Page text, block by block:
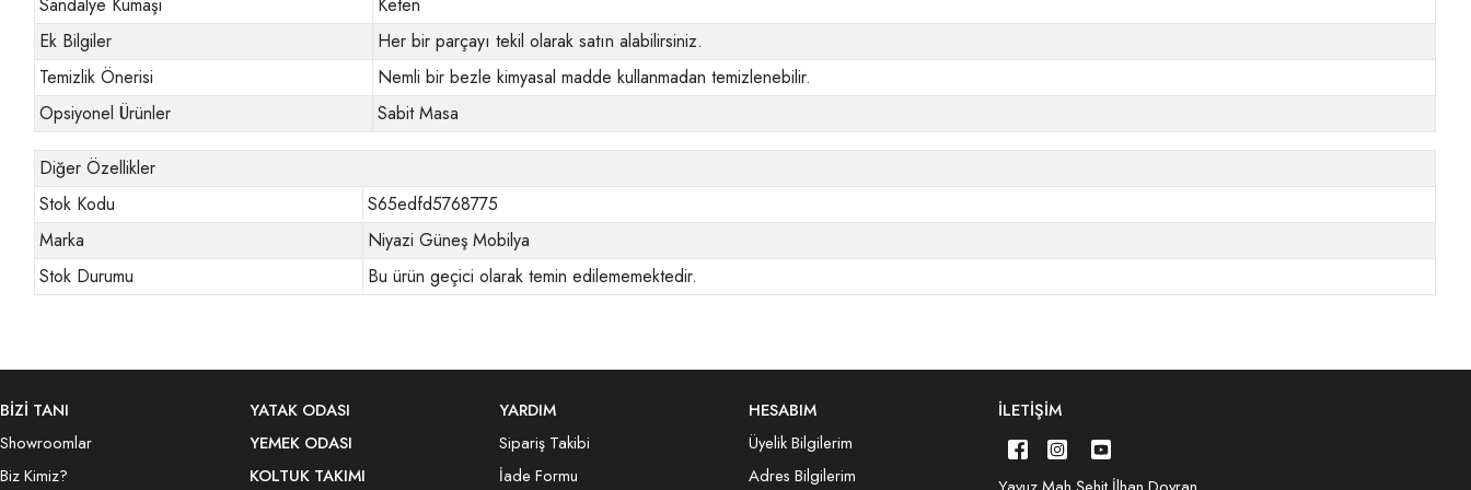
Sandalye Kumaşı
Keten
Ek Bilgiler
Her bir parçayı tekil olarak satın alabilirsiniz.
Temizlik Önerisi
Nemli bir bezle kimyasal madde kullanmadan temizlenebilir.
Opsiyonel Ürünler
Sabit Masa
Diğer Özellikler
Stok Kodu
S65edfd5768775
Marka
Niyazi Güneş Mobilya
Stok Durumu
Bu ürün geçici olarak temin edilememektedir.
BİZİ TANI
Showroomlar
Biz Kimiz?
YATAK ODASI
YEMEK ODASI
KOLTUK TAKIMI
YARDIM
Sipariş Takibi
İade Formu
HESABIM
Üyelik Bilgilerim
Adres Bilgilerim
İLETIŞIM